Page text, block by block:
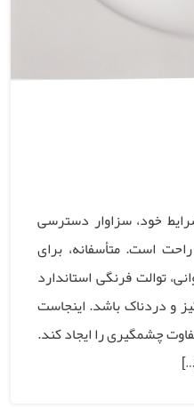
خود، سزاوار دسترسی
است. متأسفانه، برای
توالت فرنگی استاندارد
و دردناک باشد. اینجاست
چشمگیری را ایجاد کند.